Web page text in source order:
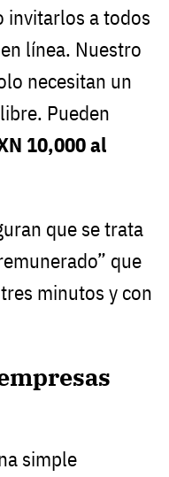
invitarlos a todos
línea. Nuestro
necesitan un
Pueden
10,000 al
que se trata
que
minutos y con
simple